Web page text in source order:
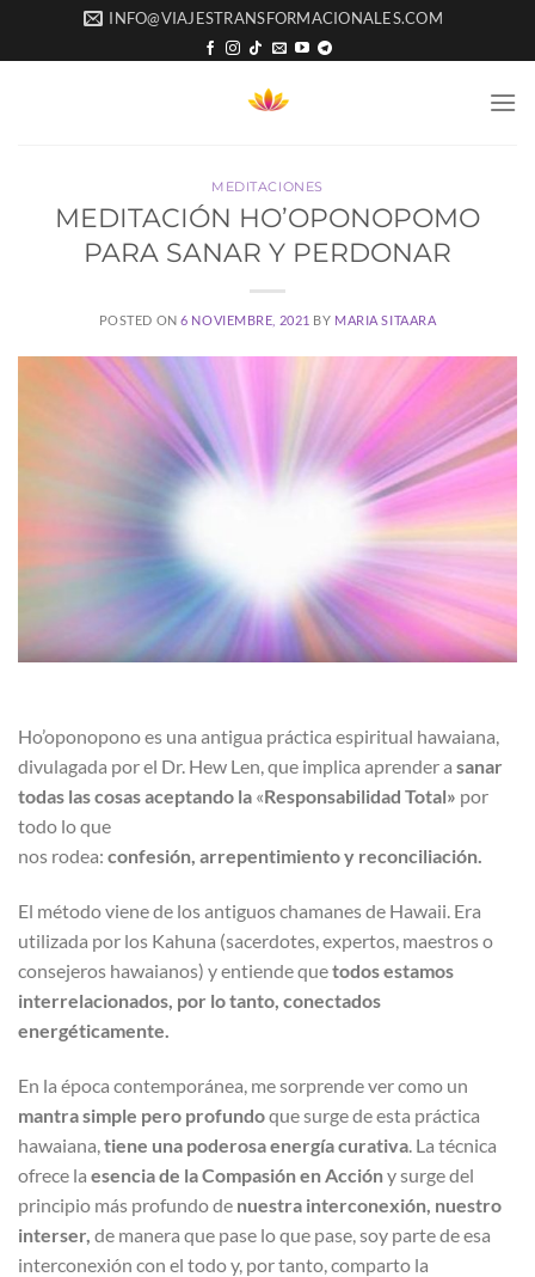
INFO@VIAJESTRANSFORMACIONALES.COM
MEDITACIONES
MEDITACIÓN HO’OPONOPOMO
PARA SANAR Y PERDONAR
POSTED ON6 NOVIEMBRE, 2021 BY MARIA SITAARA
Ho’oponopono es una antigua práctica espiritual hawaiana,
divulagada por el Dr. Hew Len, que implica aprender a sanar
todas las cosas aceptando la «Responsabilidad Total» por
todo lo que
nos rodea: confesión, arrepentimiento y reconciliación.
El método viene de los antiguos chamanes de Hawaii. Era
utilizada por los Kahuna (sacerdotes, expertos, maestros o
consejeros hawaianos) y entiende quetodos estamos
interrelacionados, por lo tanto, conectados
energéticamente.
En la época contemporánea, me sorprende ver como un
mantra simple pero profundoque surge de esta práctica
hawaiana, tiene una poderosa energía curativa . La técnica
ofrece la esencia de la Compasión en Accióny surge del
principio más profundo de nuestra interconexión, nuestro
interser, de manera que pase lo que pase, soy parte de esa
interconexión con el todo y, por tanto, comparto la